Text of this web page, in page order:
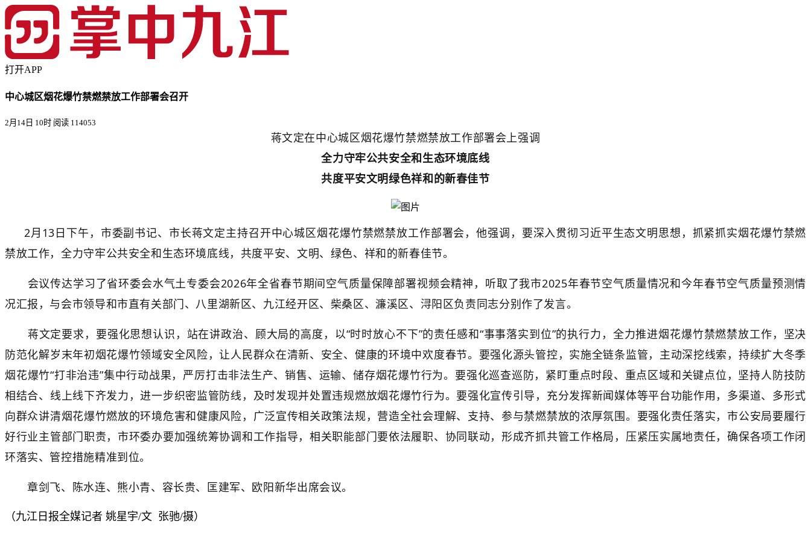
打开APP
中心城区烟花爆竹禁燃禁放工作部署会召开
2月14日 10时 阅读 114053
蒋文定在中心城区烟花爆竹禁燃禁放工作部署会上强调
全力守牢公共安全和生态环境底线
共度平安文明绿色祥和的新春佳节
2月13日下午，市委副书记、市长蒋文定主持召开中心城区烟花爆竹禁燃禁放工作部署会，他强调，要深入贯彻习近平生态文明思想，抓紧抓实烟花爆竹禁燃
禁放工作，全力守牢公共安全和生态环境底线，共度平安、文明、绿色、祥和的新春佳节。
会议传达学习了省环委会水气土专委会2026年全省春节期间空气质量保障部署视频会精神，听取了我市2025年春节空气质量情况和今年春节空气质量预测情
况汇报，与会市领导和市直有关部门、八里湖新区、九江经开区、柴桑区、濂溪区、浔阳区负责同志分别作了发言。
蒋文定要求，要强化思想认识，站在讲政治、顾大局的高度，以“时时放心不下”的责任感和“事事落实到位”的执行力，全力推进烟花爆竹禁燃禁放工作，坚决
防范化解岁末年初烟花爆竹领域安全风险，让人民群众在清新、安全、健康的环境中欢度春节。要强化源头管控，实施全链条监管，主动深挖线索，持续扩大冬季
烟花爆竹“打非治违”集中行动战果，严厉打击非法生产、销售、运输、储存烟花爆竹行为。要强化巡查巡防，紧盯重点时段、重点区域和关键点位，坚持人防技防
相结合、线上线下齐发力，进一步织密监管防线，及时发现并处置违规燃放烟花爆竹行为。要强化宣传引导，充分发挥新闻媒体等平台功能作用，多渠道、多形式
向群众讲清烟花爆竹燃放的环境危害和健康风险，广泛宣传相关政策法规，营造全社会理解、支持、参与禁燃禁放的浓厚氛围。要强化责任落实，市公安局要履行
好行业主管部门职责，市环委办要加强统筹协调和工作指导，相关职能部门要依法履职、协同联动，形成齐抓共管工作格局，压紧压实属地责任，确保各项工作闭
环落实、管控措施精准到位。
章剑飞、陈水连、熊小青、容长贵、匡建军、欧阳新华出席会议。
（九江日报全媒记者 姚星宇/文 张驰/摄）